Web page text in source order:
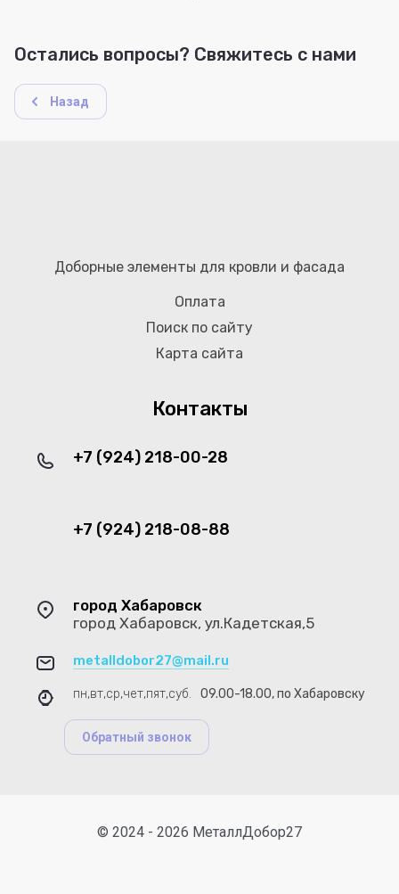
Остались вопросы? Свяжитесь с нами
Назад
Доборные элементы для кровли и фасада
Оплата
Поиск по сайту
Карта сайта
Контакты
+7 (924) 218-00-28
+7 (924) 218-08-88
город Хабаровск
город Хабаровск, ул.Кадетская,5
metalldobor27@mail.ru
пн,вт,ср,чет,пят,суб. 09.00-18.00, по Хабаровску
Обратный звонок
© 2024 - 2026 МеталлДобор27